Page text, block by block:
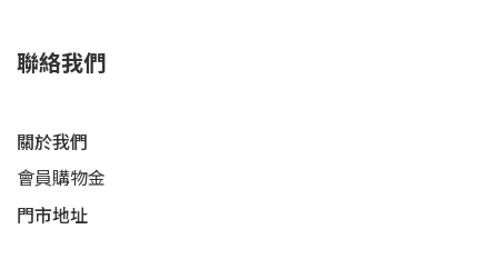
聯絡我們
關於我們
會員購物金
門市地址